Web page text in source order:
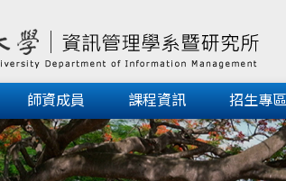
師資成員 課程資訊 招生專區